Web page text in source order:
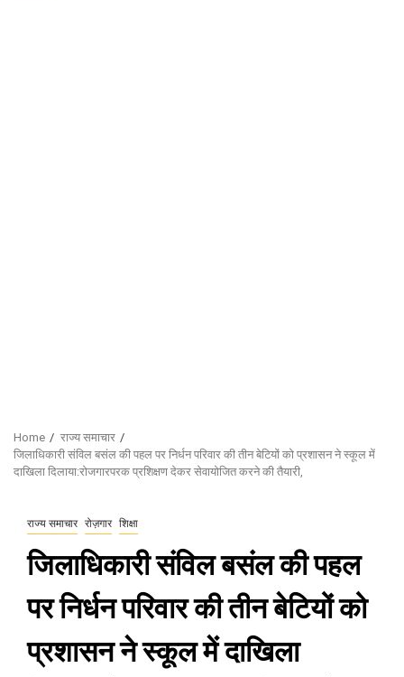
Home
राज्य समाचार
जिलाधिकारी संविल बसंल की पहल पर निर्धन परिवार की तीन बेटियों को प्रशासन ने स्कूल में
दाखिला दिलाया:रोजगारपरक प्रशिक्षण देकर सेवायोजित करने की तैयारी,
राज्य समाचार रोज़गार शिक्षा
जिलाधिकारी संविल बसंल की पहल
पर निर्धन परिवार की तीन बेटियों को
प्रशासन ने स्कूल में दाखिला